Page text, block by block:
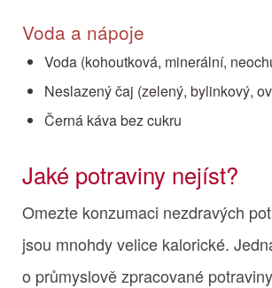
Voda a nápoje
Voda (kohoutková, minerální,
Neslazený čaj (zelený, bylinkový,
Černá káva bez cukru
Jaké potraviny nejíst?
Omezte konzumaci nezdravých
jsou mnohdy velice kalorické.
o průmyslově zpracované